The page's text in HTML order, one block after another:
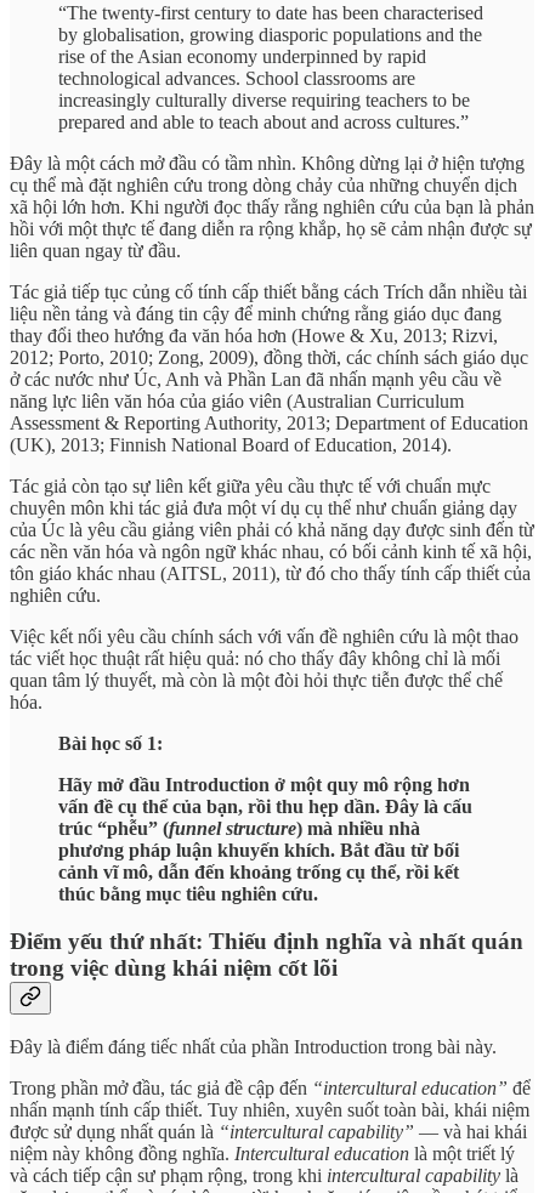
“The twenty-first century to date has been characterised
by globalisation, growing diasporic populations and the
rise of the Asian economy underpinned by rapid
technological advances. School classrooms are
increasingly culturally diverse requiring teachers to be
prepared and able to teach about and across cultures.”
Đây là một cách mở đầu có tầm nhìn. Không dừng lại ở hiện tượng
cụ thể mà đặt nghiên cứu trong dòng chảy của những chuyển dịch
xã hội lớn hơn. Khi người đọc thấy rằng nghiên cứu của bạn là phản
hồi với một thực tế đang diễn ra rộng khắp, họ sẽ cảm nhận được sự
liên quan ngay từ đầu.
Tác giả tiếp tục củng cố tính cấp thiết bằng cách Trích dẫn nhiều tài
liệu nền tảng và đáng tin cậy để minh chứng rằng giáo dục đang
thay đổi theo hướng đa văn hóa hơn (Howe & Xu, 2013; Rizvi,
2012; Porto, 2010; Zong, 2009), đồng thời, các chính sách giáo dục
ở các nước như Úc, Anh và Phần Lan đã nhấn mạnh yêu cầu về
năng lực liên văn hóa của giáo viên (Australian Curriculum
Assessment & Reporting Authority, 2013; Department of Education
(UK), 2013; Finnish National Board of Education, 2014).
Tác giả còn tạo sự liên kết giữa yêu cầu thực tế với chuẩn mực
chuyên môn khi tác giả đưa một ví dụ cụ thể như chuẩn giảng dạy
của Úc là yêu cầu giảng viên phải có khả năng dạy được sinh đến từ
các nền văn hóa và ngôn ngữ khác nhau, có bối cảnh kinh tế xã hội,
tôn giáo khác nhau (AITSL, 2011), từ đó cho thấy tính cấp thiết của
nghiên cứu.
Việc kết nối yêu cầu chính sách với vấn đề nghiên cứu là một thao
tác viết học thuật rất hiệu quả: nó cho thấy đây không chỉ là mối
quan tâm lý thuyết, mà còn là một đòi hỏi thực tiễn được thể chế
hóa.
Bài học số 1:
Hãy mở đầu Introduction ở một quy mô rộng hơn
vấn đề cụ thể của bạn, rồi thu hẹp dần. Đây là cấu
trúc “phễu” (funnel structure) mà nhiều nhà
phương pháp luận khuyến khích. Bắt đầu từ bối
cảnh vĩ mô, dẫn đến khoảng trống cụ thể, rồi kết
thúc bằng mục tiêu nghiên cứu.
Điểm yếu thứ nhất: Thiếu định nghĩa và nhất quán
trong việc dùng khái niệm cốt lõi
Đây là điểm đáng tiếc nhất của phần Introduction trong bài này.
Trong phần mở đầu, tác giả đề cập đến “intercultural education” để
nhấn mạnh tính cấp thiết. Tuy nhiên, xuyên suốt toàn bài, khái niệm
được sử dụng nhất quán là “intercultural capability” — và hai khái
niệm này không đồng nghĩa. Intercultural education là một triết lý
và cách tiếp cận sư phạm rộng, trong khi intercultural capability là